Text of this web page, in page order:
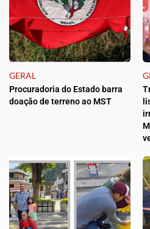
GERAL
Procuradoria do Estado barra
doação de terreno ao MST